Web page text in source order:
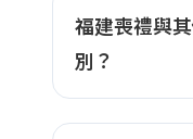
福建喪禮與
別？